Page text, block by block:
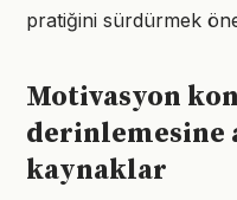
pratiğini sürdürmek
Motivasyon
derinlemesine
kaynaklar